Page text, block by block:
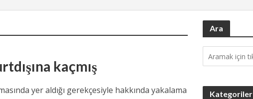
kaçmış
yer aldığı gerekçesiyle hakkında yakalama
Ara
Kategoriler